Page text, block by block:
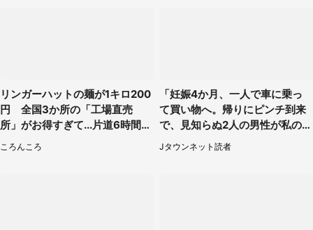
リンガーハットの麺が1キロ200
円 全国3か所の「工場直売
所」がお得すぎて...片道6時間か
けて来た人も
ころんころ
「妊娠4か月、一人で車に乗っ
て買い物へ。帰りにピンチ到来
で、見知らぬ2人の男性が私の車
を...」（30代女性）
Jタウンネット読者